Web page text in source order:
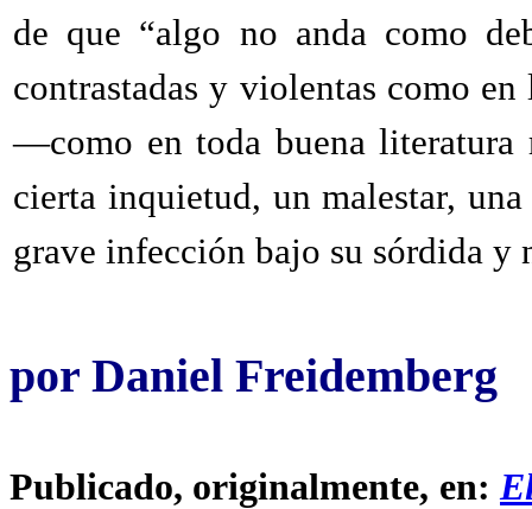
de que “algo no anda como
contrastadas y violentas como
—como en toda buena literatura
cierta inquietud, un malestar,
grave infección bajo su sórdida y
por Daniel Freidemberg
Publicado, originalmente, en: